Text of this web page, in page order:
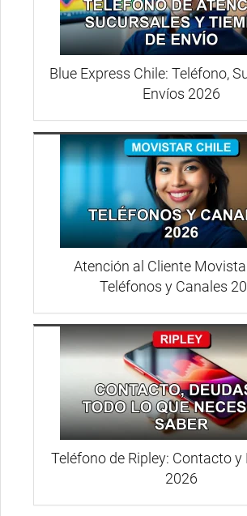
Blue Express Chile: Teléfono,
Envíos 2026
Atención al Cliente
Teléfonos y Canales
Teléfono de Ripley: Contacto y
2026